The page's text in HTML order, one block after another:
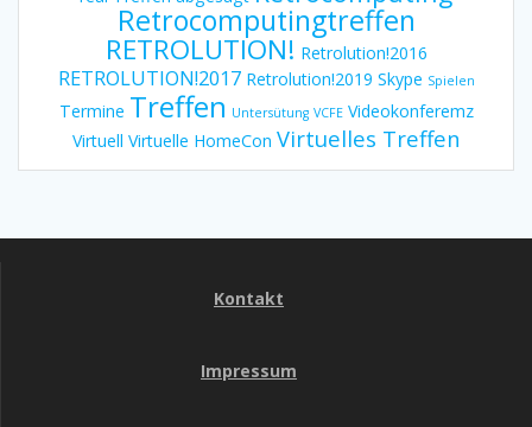
Retrocomputingtreffen
RETROLUTION! Retrolution!2016
RETROLUTION!2017 Retrolution!2019 Skype Spielen
Termine Treffen Untersütung VCFE Videokonferemz
Virtuell Virtuelle HomeCon Virtuelles Treffen
Kontakt
Impressum